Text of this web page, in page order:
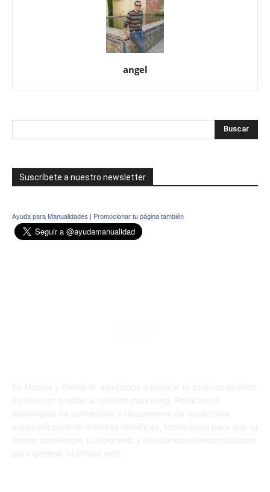
angel
Suscríbete a nuestro newsletter
Ayuda para Manualidades | Promocionar tu página también